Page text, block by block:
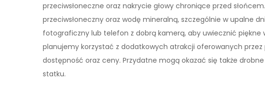
przeciwsłoneczne oraz nakrycie głowy chroniące przed
przeciwsłoneczny oraz wodę mineralną, szczególnie w upalne
fotograficzny lub telefon z dobrą kamerą, aby uwiecznić piękne
planujemy korzystać z dodatkowych atrakcji oferowanych przez
dostępność oraz ceny. Przydatne mogą okazać się także
statku.